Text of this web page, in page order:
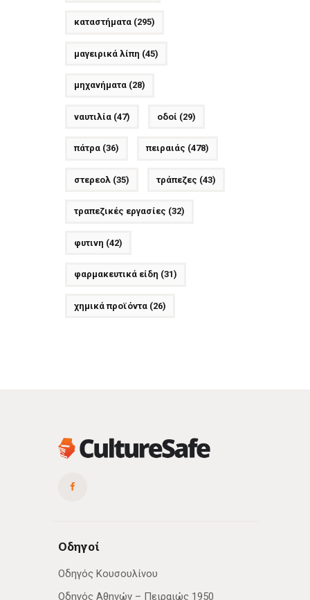
καταστήματα(295)
μαγειρικά λίπη (45)
μηχανήματα(28)
ναυτιλία(47) οδοί (29)
πάτρα(36) πειραιάς (478)
στερεολ(35) τράπεζες (43)
τραπεζικές εργασίες (32)
φυτινη (42)
φαρμακευτικά είδη (31)
χημικά προϊόντα(26)
Οδηγοί
Οδηγός Κουσουλίνου
Οδηγός Αθηνών – Πειραιώς 1950